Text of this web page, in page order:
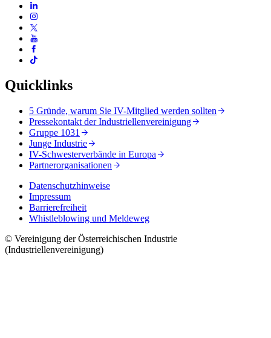
Quicklinks
5 Gründe, warum Sie IV-Mitglied werden sollten
Pressekontakt der Industriellenvereinigung
Gruppe 1031
Junge Industrie
IV-Schwesterverbände in Europa
Partnerorganisationen
Datenschutzhinweise
Impressum
Barrierefreiheit
Whistleblowing und Meldeweg
© Vereinigung der Österreichischen Industrie
(Industriellenvereinigung)